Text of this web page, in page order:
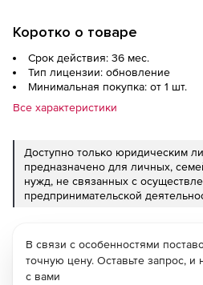
Коротко о товаре
Срок действия: 36 мес.
Тип лицензии: обновление
Минимальная покупка: от 1 шт.
Все характеристики
Доступно только юридическим
предназначено для личных,
нужд, не связанных с
предпринимательской
В связи с особенностями
точную цену. Оставьте запрос,
с вами